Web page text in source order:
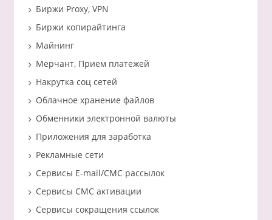
Биржи Proxy, VPN
Биржи копирайтинга
Майнинг
Мерчант, Прием платежей
Накрутка соц сетей
Облачное хранение файлов
Обменники электронной валюты
Приложения для заработка
Рекламные сети
Сервисы E-mail/СМС рассылок
Сервисы СМС активации
Сервисы сокращения ссылок